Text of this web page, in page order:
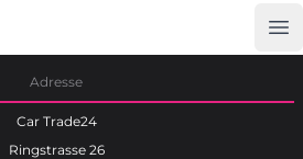
Adresse
Car Trade24
Ringstrasse 26